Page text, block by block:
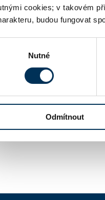
cookies; v takovém
budou fungovat
Nutné
Odmítnout
a odborném
či garantovány.
právních služeb podle
advokacii.